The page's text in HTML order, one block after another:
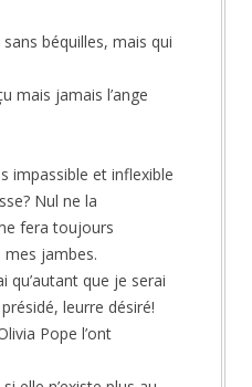
béquilles, mais qui
mais jamais l’ange
impassible et inflexible
Nul ne la
fera toujours
jambes.
qu’autant que je serai
leurre désiré!
Pope l’ont